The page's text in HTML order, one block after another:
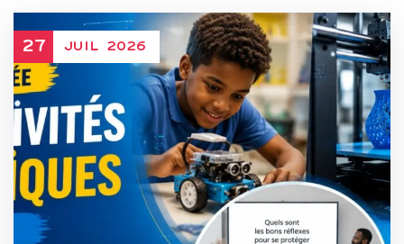
27 JUIL 2026